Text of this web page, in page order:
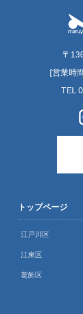
〒
[営業時
TEL
トップページ
江戸川区
江東区
葛飾区